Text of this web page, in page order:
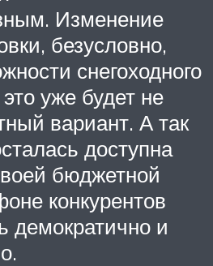
Изменение
безусловно,
снегоходного
уже будет не
вариант. А так
доступна
бюджетной
конкурентов
демократично и